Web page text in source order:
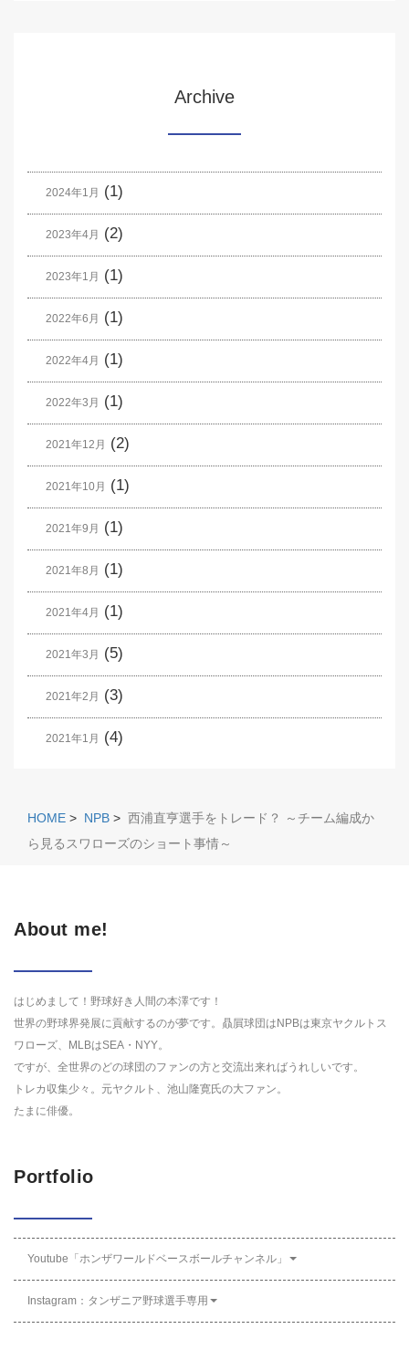
Archive
2024年1月 (1)
2023年4月 (2)
2023年1月 (1)
2022年6月 (1)
2022年4月 (1)
2022年3月 (1)
2021年12月 (2)
2021年10月 (1)
2021年9月 (1)
2021年8月 (1)
2021年4月 (1)
2021年3月 (5)
2021年2月 (3)
2021年1月 (4)
HOME > NPB > 西浦直亨選手をトレード？ ～チーム編成か
ら見るスワローズのショート事情～
About me!
はじめまして！野球好き人間の本澤です！
世界の野球界発展に貢献するのが夢です。贔屓球団はNPBは東京ヤクルトス
ワローズ、MLBはSEA・NYY。
ですが、全世界のどの球団のファンの方と交流出来ればうれしいです。
トレカ収集少々。元ヤクルト、池山隆寛氏の大ファン。
たまに俳優。
Portfolio
Youtube「ホンザワールドベースボールチャンネル」
Instagram：タンザニア野球選手専用